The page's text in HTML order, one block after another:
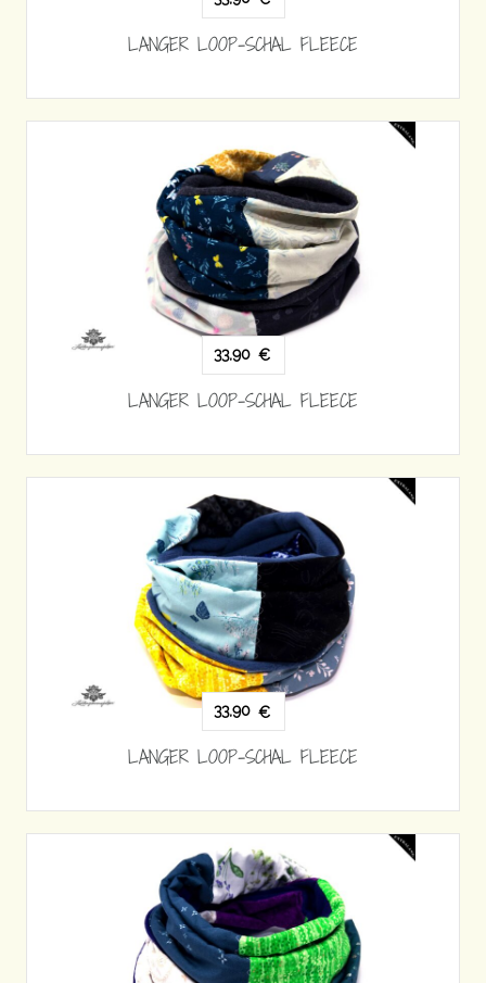
LANGER LOOP-SCHAL FLEECE
33,90 €
LANGER LOOP-SCHAL FLEECE
33,90 €
LANGER LOOP-SCHAL FLEECE